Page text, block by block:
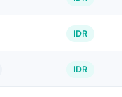
IDR
IDR